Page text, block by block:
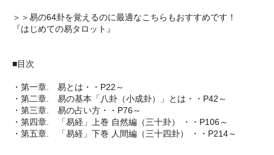
＞＞易の64卦を覚えるのに最適なこちらもおすすめです！
『はじめての易タロット』
■目次
・第一章. 易とは・・P22～
・第二章. 易の基本「八卦（小成卦）」とは・・P42～
・第三章. 易の占い方・・P76～
・第四章. 「易経」上巻 自然編（三十卦） ・・P106～
・第五章. 「易経」下巻 人間編（三十四卦） ・・P214～